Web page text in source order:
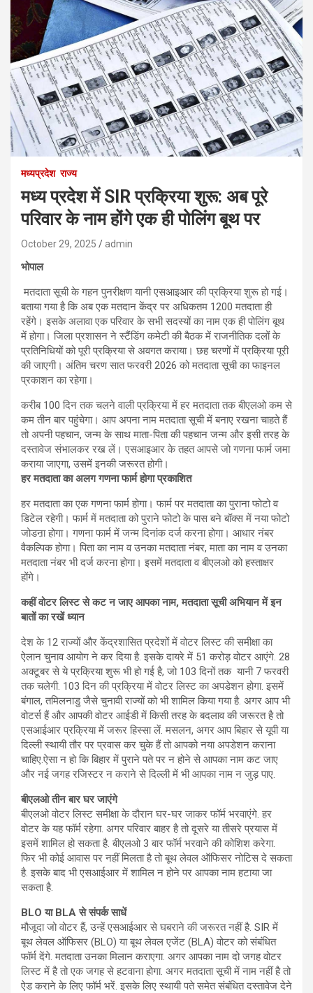
मध्यप्रदेश राज्य
मध्य प्रदेश में SIR प्रक्रिया शुरू: अब पूरे
परिवार के नाम होंगे एक ही पोलिंग बूथ पर
October 29, 2025 admin
भोपाल
मतदाता सूची के गहन पुनरीक्षण यानी एसआइआर की प्रक्रिया शुरू हो गई।
बताया गया है कि अब एक मतदान केंद्र पर अधिकतम 1200 मतदाता ही
रहेंगे। इसके अलावा एक परिवार के सभी सदस्यों का नाम एक ही पोलिंग बूथ
में होगा। जिला प्रशासन ने स्टैंडिंग कमेटी की बैठक में राजनीतिक दलों के
प्रतिनिधियों को पूरी प्रक्रिया से अवगत कराया। छह चरणों में प्रक्रिया पूरी
की जाएगी। अंतिम चरण सात फरवरी 2026 को मतदाता सूची का फाइनल
प्रकाशन का रहेगा।
करीब 100 दिन तक चलने वाली प्रक्रिया में हर मतदाता तक बीएलओ कम से
कम तीन बार पहुंचेगा। आप अपना नाम मतदाता सूची में बनाए रखना चाहते हैं
तो अपनी पहचान, जन्म के साथ माता-पिता की पहचान जन्म और इसी तरह के
दस्तावेज संभालकर रख लें। एसआइआर के तहत आपसे जो गणना फार्म जमा
कराया जाएगा, उसमें इनकी जरूरत होगी।
हर मतदाता का अलग गणना फार्म होगा प्रकाशित
हर मतदाता का एक गणना फार्म होगा। फार्म पर मतदाता का पुराना फोटो व
डिटेल रहेगी। फार्म में मतदाता को पुराने फोटो के पास बने बॉक्स में नया फोटो
जोडऩा होगा। गणना फार्म में जन्म दिनांक दर्ज करना होगा। आधार नंबर
वैकल्पिक होगा। पिता का नाम व उनका मतदाता नंबर, माता का नाम व उनका
मतदाता नंबर भी दर्ज करना होगा। इसमें मतदाता व बीएलओ को हस्ताक्षर
होंगे।
कहीं वोटर लिस्ट से कट न जाए आपका नाम, मतदाता सूची अभियान में इन
बातों का रखें ध्यान
देश के 12 राज्यों और केंद्रशासित प्रदेशों में वोटर लिस्ट की समीक्षा का
ऐलान चुनाव आयोग ने कर दिया है. इसके दायरे में 51 करोड़ वोटर आएंगे. 28
अक्टूबर से ये प्रक्रिया शुरू भी हो गई है, जो 103 दिनों तक यानी 7 फरवरी
तक चलेगी. 103 दिन की प्रक्रिया में वोटर लिस्ट का अपडेशन होगा. इसमें
बंगाल, तमिलनाडु जैसे चुनावी राज्यों को भी शामिल किया गया है. अगर आप भी
वोटर्स हैं और आपकी वोटर आईडी में किसी तरह के बदलाव की जरूरत है तो
एसआईआर प्रक्रिया में जरूर हिस्सा लें. मसलन, अगर आप बिहार से यूपी या
दिल्ली स्थायी तौर पर प्रवास कर चुके हैं तो आपको नया अपडेशन कराना
चाहिए.ऐसा न हो कि बिहार में पुराने पते पर न होने से आपका नाम कट जाए
और नई जगह रजिस्टर न कराने से दिल्ली में भी आपका नाम न जुड़ पाए.
बीएलओ तीन बार घर जाएंगे
बीएलओ वोटर लिस्ट समीक्षा के दौरान घर-घर जाकर फॉर्म भरवाएंगे. हर
वोटर के यह फॉर्म रहेगा. अगर परिवार बाहर है तो दूसरे या तीसरे प्रयास में
इसमें शामिल हो सकता है. बीएलओ 3 बार फॉर्म भरवाने की कोशिश करेगा.
फिर भी कोई आवास पर नहीं मिलता है तो बूथ लेवल ऑफिसर नोटिस दे सकता
है. इसके बाद भी एसआईआर में शामिल न होने पर आपका नाम हटाया जा
सकता है.
BLO या BLA से संपर्क साधें
मौजूदा जो वोटर हैं, उन्हें एसआईआर से घबराने की जरूरत नहीं है. SIR में
बूथ लेवल ऑफिसर (BLO) या बूथ लेवल एजेंट (BLA) वोटर को संबंधित
फॉर्म देंगे. मतदाता उनका मिलान कराएगा. अगर आपका नाम दो जगह वोटर
लिस्ट में है तो एक जगह से हटवाना होगा. अगर मतदाता सूची में नाम नहीं है तो
ऐड कराने के लिए फॉर्म भरें. इसके लिए स्थायी पते समेत संबंधित दस्तावेज देने